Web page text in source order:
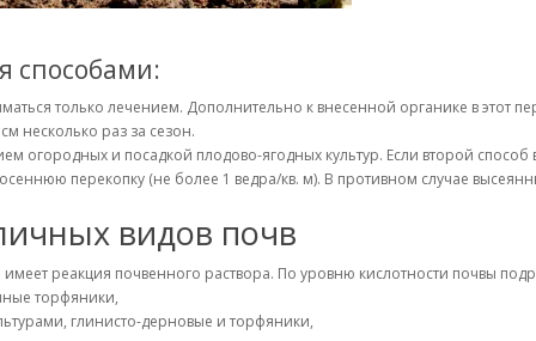
способами:
только лечением. Дополнительно к внесенной органике в этот
несколько раз за сезон.
огородных и посадкой плодово-ягодных культур. Если второй способ
перекопку (не более 1 ведра/кв. м). В противном случае
видов почв
реакция почвенного раствора. По уровню кислотности почвы
торфяники,
глинисто-дерновые и торфяники,